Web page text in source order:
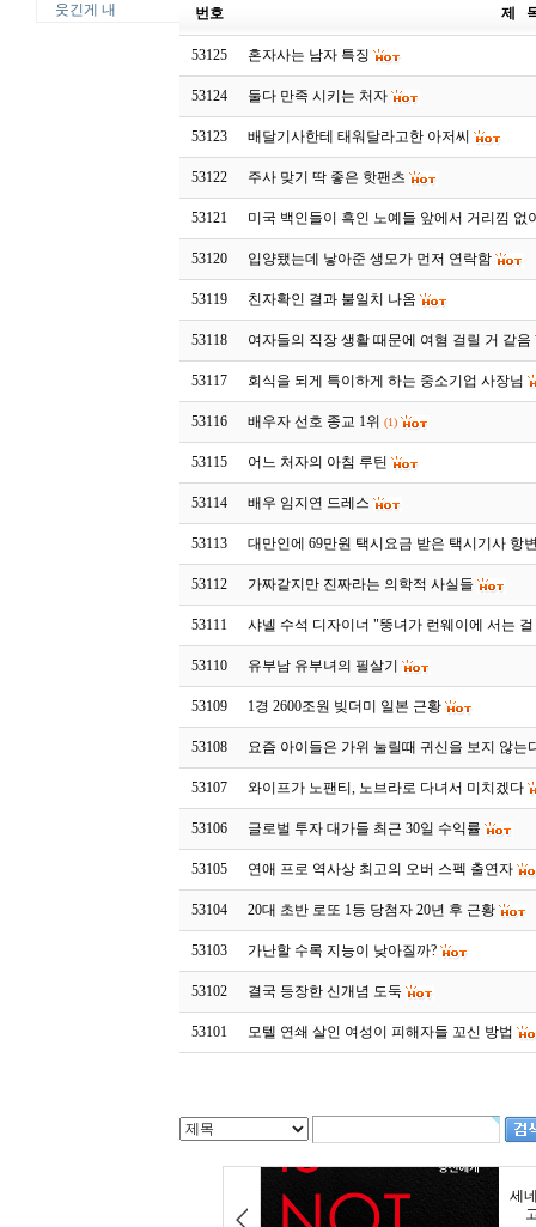
웃긴게 내
번호 제
53125 혼자사는 남자 특징
53124 둘다 만족 시키는 처자
53123 배달기사한테 태워달라고한 아저씨
53122 주사 맞기 딱 좋은 핫팬츠
53121 미국 백인들이 흑인 노예들 앞에서 거리낌 없
53120 입양됐는데 낳아준 생모가 먼저 연락함
53119 친자확인 결과 불일치 나옴
53118 여자들의 직장 생활 때문에 여혐 걸릴 거 같음
53117 회식을 되게 특이하게 하는 중소기업 사장님
53116 배우자 선호 종교 1위 (1)
53115 어느 처자의 아침 루틴
53114 배우 임지연 드레스
53113 대만인에 69만원 택시요금 받은 택시기사 항
53112 가짜같지만 진짜라는 의학적 사실들
53111 샤넬 수석 디자이너 "뚱녀가 런웨이에 서는
53110 유부남 유부녀의 필살기
53109 1경 2600조원 빚더미 일본 근황
53108 요즘 아이들은 가위 눌릴때 귀신을 보지 않는
53107 와이프가 노팬티, 노브라로 다녀서 미치겠다
53106 글로벌 투자 대가들 최근 30일 수익률
53105 연애 프로 역사상 최고의 오버 스펙 출연자
53104 20대 초반 로또 1등 당첨자 20년 후 근황
53103 가난할 수록 지능이 낮아질까?
53102 결국 등장한 신개념 도둑
53101 모텔 연쇄 살인 여성이 피해자들 꼬신 방법